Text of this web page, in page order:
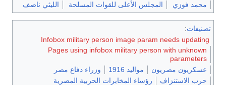
محمد فوزي
المجلس الأعلى للقوات المسلحة الليثي ناصف
تصنيفات:
Infobox military person image param needs updating
Pages using infobox military person with unknown
parameters
عسكريون مصريون
مواليد 1916
وزراء دفاع مصر
حرب الاستنزاف
رؤساء المخابرات الحربية المصرية